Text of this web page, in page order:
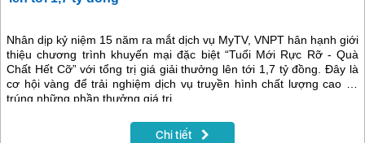
Nhân dịp kỷ niệm 15 năm ra mắt dịch vụ MyTV, VNPT hân hạnh giới
thiệu chương trình khuyến mại đặc biệt “Tuổi Mới Rực Rỡ - Quà
Chất Hết Cỡ” với tổng trị giá giải thưởng lên tới 1,7 tỷ đồng. Đây là
cơ hội vàng để trải nghiệm dịch vụ truyền hình chất lượng cao và
trúng những phần thưởng giá trị.
Chi tiết